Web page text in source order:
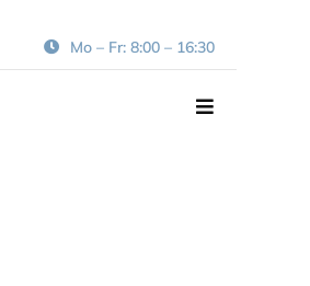
Mo – Fr: 8:00 – 16:30
Navigation